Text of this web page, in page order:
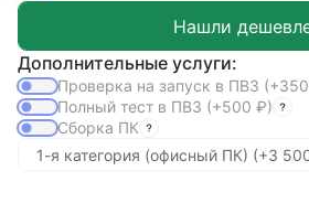
Дополнительные услуги:
Проверка на запуск в ПВЗ (+350
Полный тест в ПВЗ (+500 ₽)
Сборка ПК